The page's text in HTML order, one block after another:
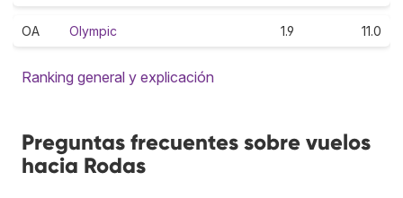
OA Olympic 1.9 11.0
Ranking general y explicación
Preguntas frecuentes sobre vuelos
hacia Rodas